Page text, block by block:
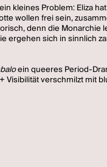
kleines Problem: Eliza
wollen frei sein,
denn die Monarchie
ergehen sich in sinnlich
ein queeres Period-
Visibilität verschmilzt mit